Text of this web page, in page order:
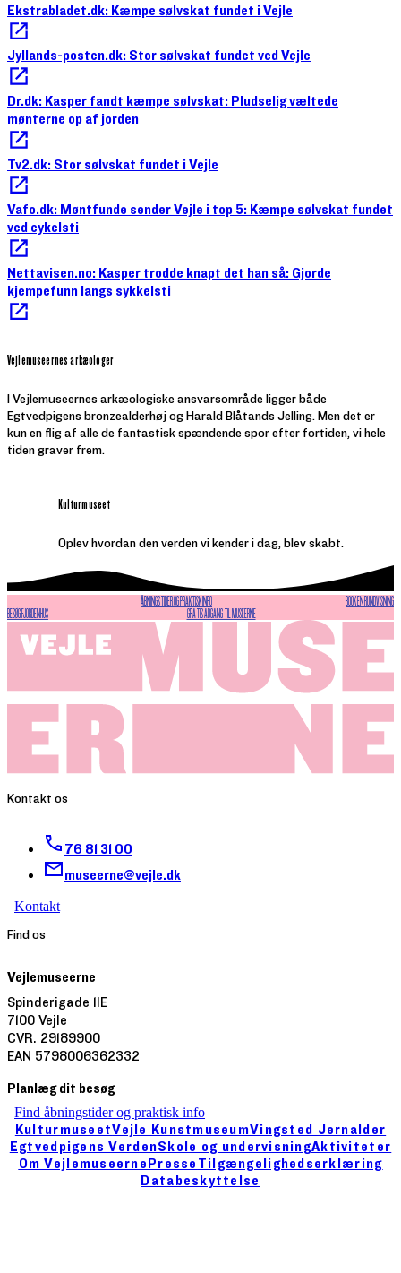
Ekstrabladet.dk: Kæmpe sølvskat fundet i Vejle
Jyllands-posten.dk: Stor sølvskat fundet ved Vejle
Dr.dk: Kasper fandt kæmpe sølvskat: Pludselig væltede
mønterne op af jorden
Tv2.dk: Stor sølvskat fundet i Vejle
Vafo.dk: Møntfunde sender Vejle i top 5: Kæmpe sølvskat fundet
ved cykelsti
Nettavisen.no: Kasper trodde knapt det han så: Gjorde
kjempefunn langs sykkelsti
Vejlemuseernes arkæologer
I Vejlemuseernes arkæologiske ansvarsområde ligger både
Egtvedpigens bronzealderhøj og Harald Blåtands Jelling. Men det er
kun en flig af alle de fantastisk spændende spor efter fortiden, vi hele
tiden graver frem.
Kulturmuseet
Oplev hvordan den verden vi kender i dag, blev skabt.
ÅBNINGSTIDER OG PRAKTISK INFO BOOK EN RUNDVISNING
BESØG FJORDENHUS GRATIS ADGANG TIL MUSEERNE
Kontakt os
76 81 31 00
museerne@vejle.dk
Kontakt
Find os
Vejlemuseerne
Spinderigade 11E
7100 Vejle
CVR. 29189900
EAN 5798006362332
Planlæg dit besøg
Find åbningstider og praktisk info
KulturmuseetVejle KunstmuseumVingsted Jernalder
Egtvedpigens VerdenSkole og undervisningAktiviteter
Om VejlemuseernePresse Tilgængelighedserklæring
Databeskyttelse